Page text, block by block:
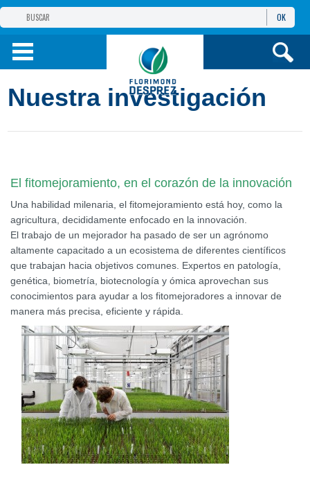
GRUPO
PRODUCTOS
OK
Nuestra investigación
El fitomejoramiento, en el corazón de la innovación
Una habilidad milenaria, el fitomejoramiento está hoy, como la
agricultura, decididamente enfocado en la innovación.
El trabajo de un mejorador ha pasado de ser un agrónomo
altamente capacitado a un ecosistema de diferentes científicos
que trabajan hacia objetivos comunes. Expertos en patología,
genética, biometría, biotecnología y ómica aprovechan sus
conocimientos para ayudar a los fitomejoradores a innovar de
manera más precisa, eficiente y rápida.